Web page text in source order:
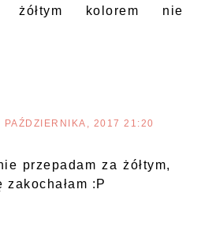
żółtym kolorem nie
PAŹDZIERNIKA, 2017 21:20
przepadam za żółtym,
:P